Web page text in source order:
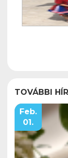
TOVÁBBI
Feb.
01.